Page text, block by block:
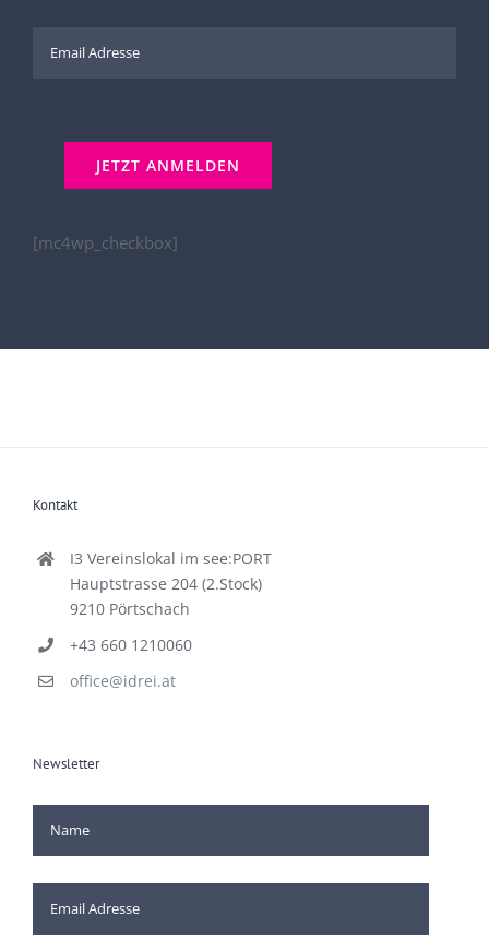
[mc4wp_checkbox]
Kontakt
I3 Vereinslokal im see:PORT
Hauptstrasse 204 (2.Stock)
9210 Pörtschach
+43 660 1210060
office@idrei.at
Newsletter